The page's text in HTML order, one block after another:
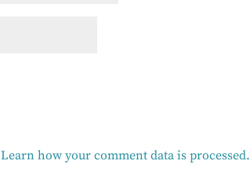
Learn how your comment data is processed.